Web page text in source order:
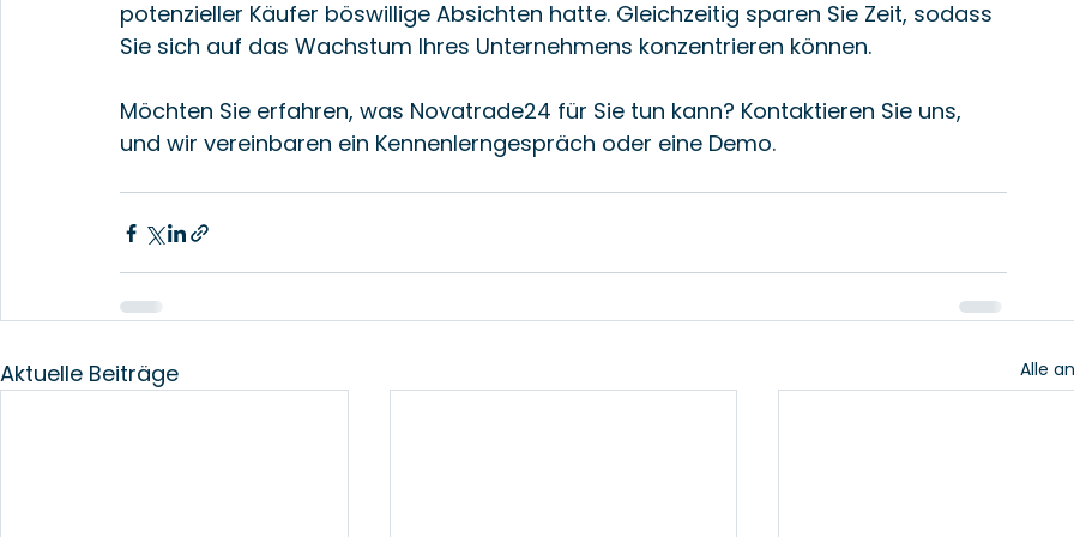
potenzieller Käufer böswillige Absichten hatte. Gleichzeitig sparen Sie Zeit, sodass
Sie sich auf das Wachstum Ihres Unternehmens konzentrieren können.
Möchten Sie erfahren, was Novatrade24 für Sie tun kann? Kontaktieren Sie uns,
und wir vereinbaren ein Kennenlerngespräch oder eine Demo.
Aktuelle Beiträge Alle